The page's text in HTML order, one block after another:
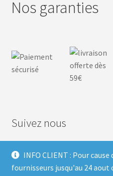
Nos garanties
Suivez nous
F I P T
INFO CLIENT : Pour
fournisseurs jusqu'au 24